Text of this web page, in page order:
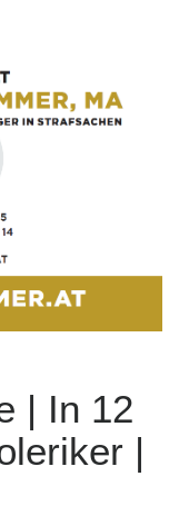
| In 12
|